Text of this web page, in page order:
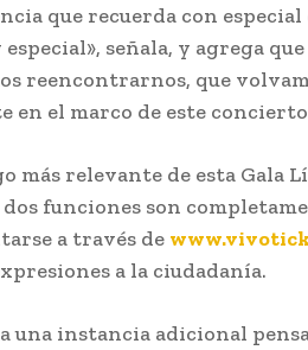
que recuerda con
especial», señala, y agrega
reencontrarnos, que
en el marco de este
más relevante de esta Gala
dos funciones son
a través de
a la ciudadanía.
una instancia adicional